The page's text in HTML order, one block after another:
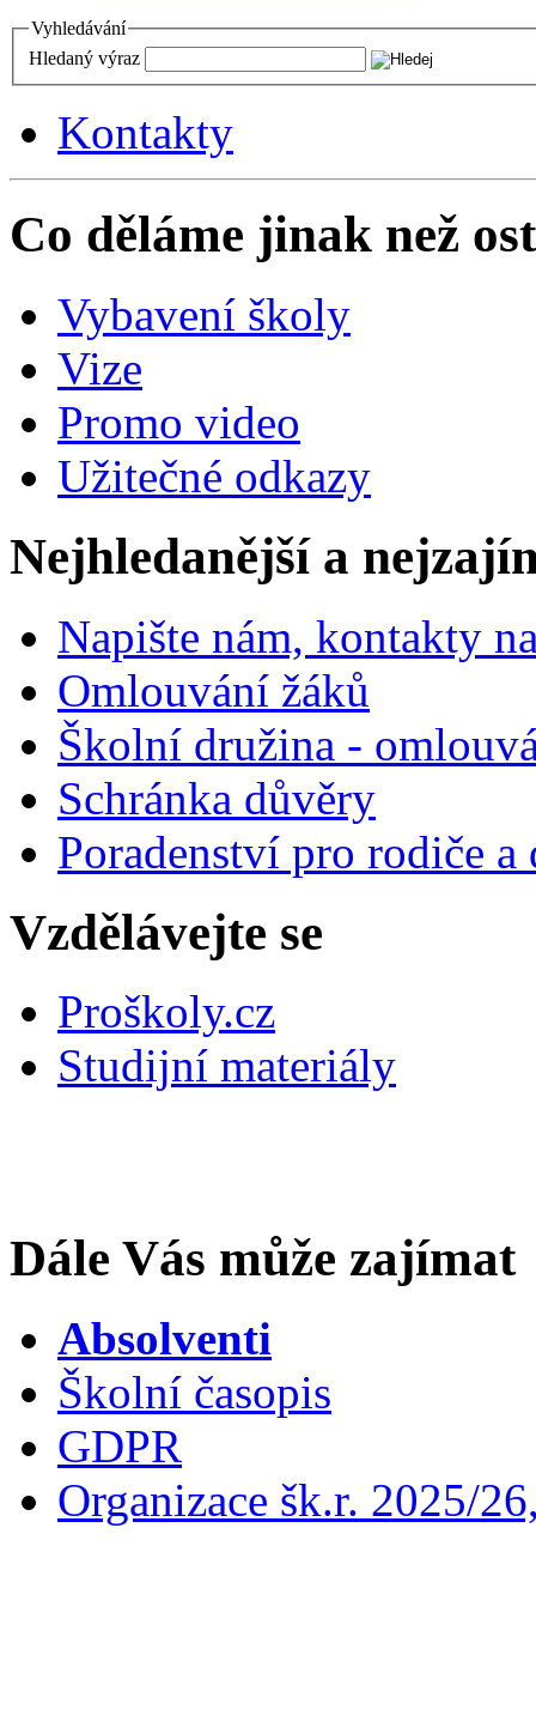
Vyhledávání
Hledaný výraz
Kontakty
Co děláme jinak než
Vybavení školy
Vize
Promo video
Užitečné odkazy
Nejhledanější a
Napište nám, kontakty
Omlouvání žáků
Školní družina -
Schránka důvěry
Poradenství pro rodiče
Vzdělávejte se
Proškoly.cz
Studijní materiály
Dále Vás může zajímat
Absolventi
Školní časopis
GDPR
Organizace šk.r. 2025/